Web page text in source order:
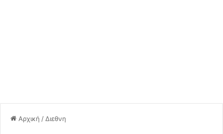
Αρχική / Διεθνη